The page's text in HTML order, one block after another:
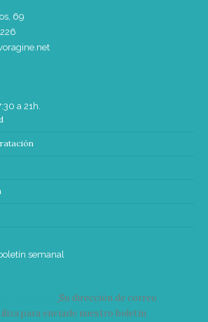
69
a 21h.
semanal
Su dirección de correo
para enviarle nuestro boletín